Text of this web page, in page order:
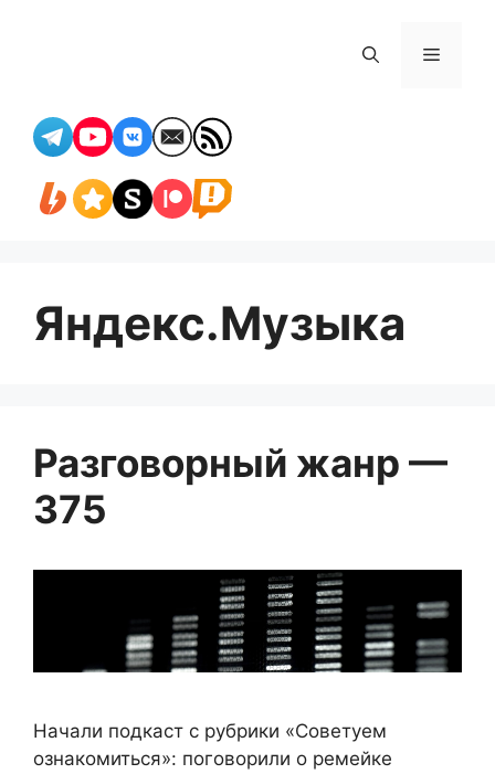
Меню
Яндекс.Музыка
Разговорный жанр —
375
Начали подкаст с рубрики «Советуем
ознакомиться»: поговорили о ремейке